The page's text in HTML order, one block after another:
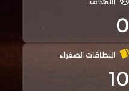
0
البطاقات الصفراء
10